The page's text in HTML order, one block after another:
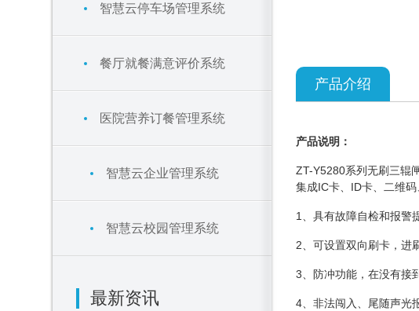
智慧云停车场管理系统
餐厅就餐满意评价系统
医院营养订餐管理系统
智慧云企业管理系统
智慧云校园管理系统
最新资讯
产品介绍
产品说明：
ZT-Y5280系列无刷三辊
集成IC卡、ID卡、二维
1、具有故障自检和报警
2、可设置双向刷卡，进
3、防冲功能，在没有接
4、非法闯入、尾随声光